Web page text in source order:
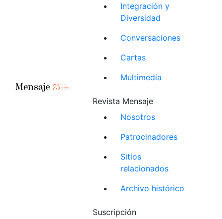
Integración y
Diversidad
Conversaciones
Cartas
Multimedia
Revista Mensaje
Nosotros
Patrocinadores
Sitios
relacionados
Archivo histórico
Suscripción